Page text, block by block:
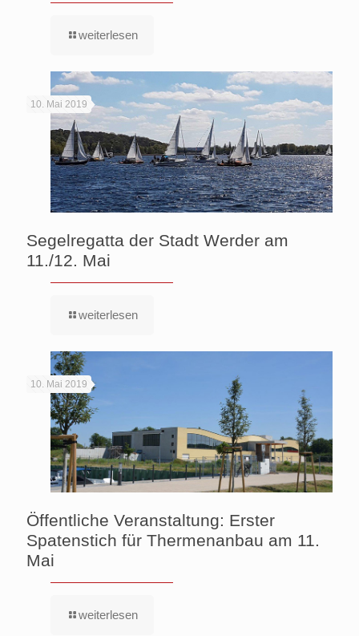
weiterlesen
10. Mai 2019
Segelregatta der Stadt Werder am
11./12. Mai
weiterlesen
10. Mai 2019
Öffentliche Veranstaltung: Erster
Spatenstich für Thermenanbau am 11.
Mai
weiterlesen